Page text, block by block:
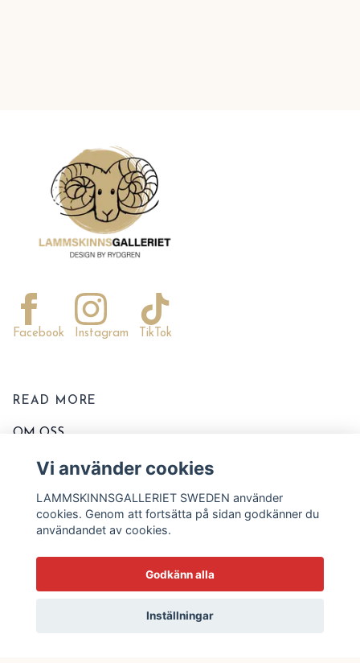
Facebook Instagram TikTok
READ MORE
OM OSS
KONTAKTA OSS
KÖPVILLKOR
TVÄTT OCH SKÖTSELRÅD
STORLEKSSCHEMA
BLOGG
Vi använder cookies
LAMMSKINNSGALLERIET SWEDEN använder
cookies. Genom att fortsätta på sidan godkänner du
användandet av cookies.
Godkänn alla
Inställningar